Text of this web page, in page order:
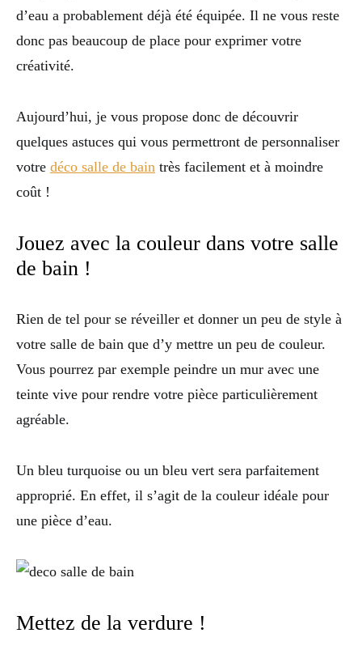
d’eau a probablement déjà été équipée. Il ne vous reste
donc pas beaucoup de place pour exprimer votre
créativité.
Aujourd’hui, je vous propose donc de découvrir
quelques astuces qui vous permettront de personnaliser
votre déco salle de bain très facilement et à moindre
coût !
Jouez avec la couleur dans votre salle
de bain !
Rien de tel pour se réveiller et donner un peu de style à
votre salle de bain que d’y mettre un peu de couleur.
Vous pourrez par exemple peindre un mur avec une
teinte vive pour rendre votre pièce particulièrement
agréable.
Un bleu turquoise ou un bleu vert sera parfaitement
approprié. En effet, il s’agit de la couleur idéale pour
une pièce d’eau.
Mettez de la verdure !